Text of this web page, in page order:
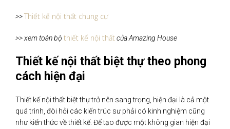
>>Thiết kế nội thất chung cư
>> xem toàn bộ thiết kế nội thất của Amazing House
Thiết kế nội thất biệt thự theo phong
cách hiện đại
Thiết kế nội thất biệt thự trở nên sang trọng, hiện đại là cả một
quá trình, đòi hỏi các kiến trúc sư phải có kinh nghiệm cũng
như kiến thức về thiết kế. Để tạo được một không gian hiện đại